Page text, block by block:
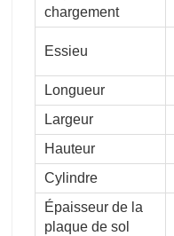
chargement
Essieu
Longueur
Largeur
Hauteur
Cylindre
Épaisseur de la
plaque de sol